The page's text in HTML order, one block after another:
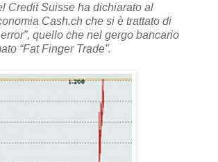
Credit Suisse ha dichiarato al
Cash.ch che si è trattato di
quello che nel gergo bancario
“Fat Finger Trade”.